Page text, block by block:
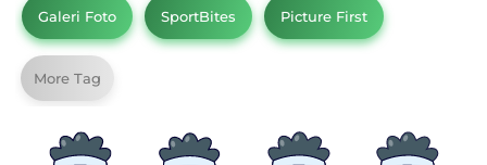
Galeri Foto SportBites Picture First
More Tag